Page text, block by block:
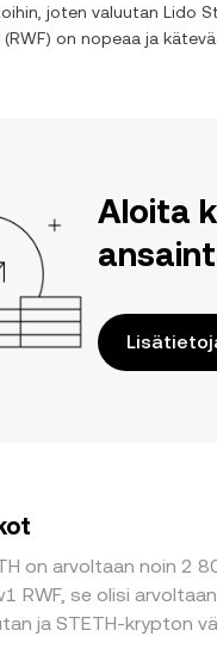
joten valuutan Lido
(RWF) on nopeaa ja
Aloita
on arvoltaan noin 2
RWF, se olisi
ja STETH-krypton